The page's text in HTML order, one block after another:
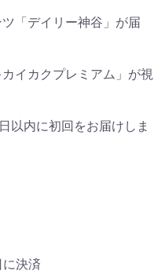
「デイリー神谷」が届
イカクプレミアム」が視
以内に初回をお届けしま
に決済